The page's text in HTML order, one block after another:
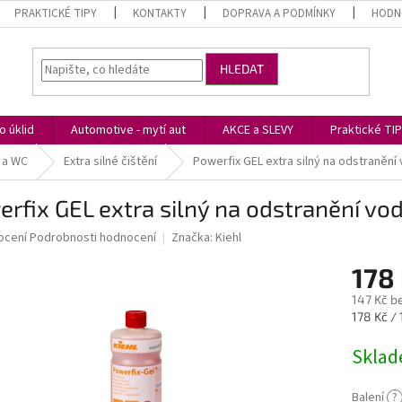
PRAKTICKÉ TIPY KONTAKTY DOPRAVA A PODMÍNKY
HLEDAT
úklid Automotive - mytí aut AKCE a SLEVY Praktické
WC Extra silné čištění Powerfix GEL extra silný na odstranění
GEL extra silný na odstranění
Podrobnosti hodnocení Značka: Kiehl
178
147 Kč
Měrná
178 Kč /
Balení ?